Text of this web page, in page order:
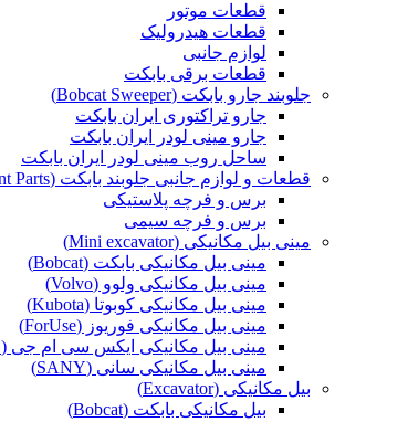
قطعات موتور
قطعات هیدرولیک
لوازم جانبی
قطعات برقی بابکت
جلوبند جارو بابکت (Bobcat Sweeper)
جارو تراکتوری ایران بابکت
جارو مینی لودر ایران بابکت
ساحل روب مینی لودر ایران بابکت
قطعات و لوازم جانبی جلوبند بابکت (Bobcat Attachment Parts)
برس و فرچه پلاستیکی
برس و فرچه سیمی
مینی بیل مکانیکی (Mini excavator)
مینی بیل مکانیکی بابکت (Bobcat)
مینی بیل مکانیکی ولوو (Volvo)
مینی بیل مکانیکی کوبوتا (Kubota)
مینی بیل مکانیکی فوریوز (ForUse)
مینی بیل مکانیکی ایکس سی ام جی (XCMG)
مینی بیل مکانیکی سانی (SANY)
بیل مکانیکی (Excavator)
بیل مکانیکی بابکت (Bobcat)